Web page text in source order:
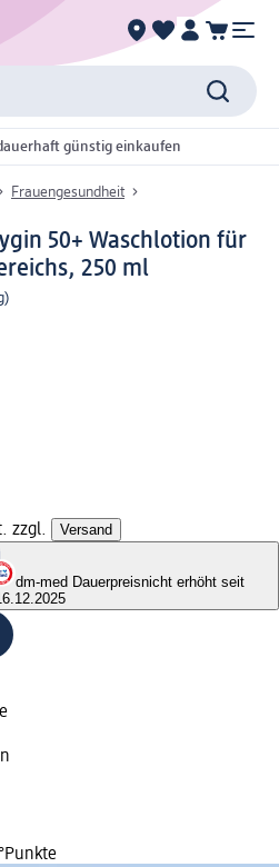
günstig einkaufen
Frauengesundheit
50+ Waschlotion für
250 ml
)
zzgl. Versand
dm-med Dauerpreisnicht erhöht seit